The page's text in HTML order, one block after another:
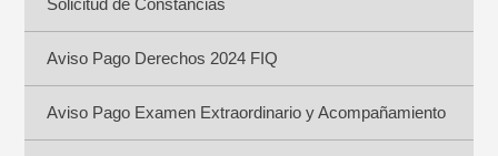
Solicitud de Constancias
Aviso Pago Derechos 2024 FIQ
Aviso Pago Examen Extraordinario y Acompañamiento